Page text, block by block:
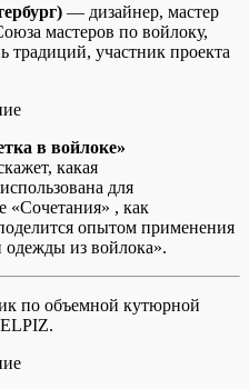
— дизайнер, мастер
мастеров по войлоку,
традиций, участник проекта
в войлоке»
какая
для
«Сочетания» , как
опытом применения
одежды из войлока».
по объемной кутюрной